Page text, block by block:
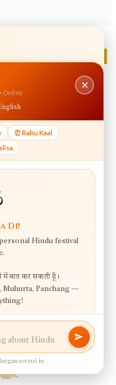
.